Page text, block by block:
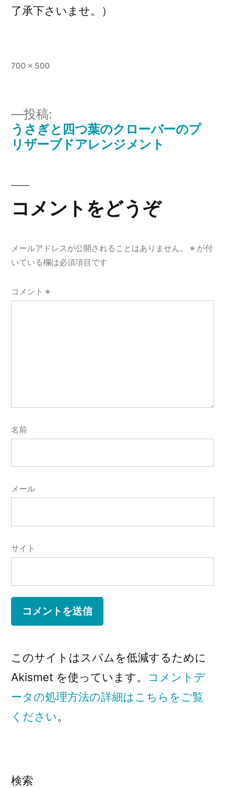
了承下さいませ。）
フ
ズ
700 × 500
投
ナ
ビ
ー
シ
ョ
投稿:
うさぎと四つ葉のクローバーのプ
リザーブドアレンジメント
コメントをどうぞ
メールアドレスが公開されることはありません。 ※ が付
いている欄は必須項目です
コメント ※
名前
メール
サイト
このサイトはスパムを低減するために
Akismet を使っています。
コメントデ
ータの処理方法の詳細はこちらをご覧
ください。
検索